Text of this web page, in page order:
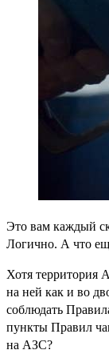
Это вам каждый
Логично. А что
Хотя территория
на ней как и во
соблюдать
пункты Правил
на АЗС?